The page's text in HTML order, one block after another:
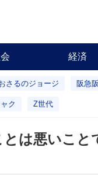
経済
さるのジョージ 阪急
ク Z世代
とは悪いこ